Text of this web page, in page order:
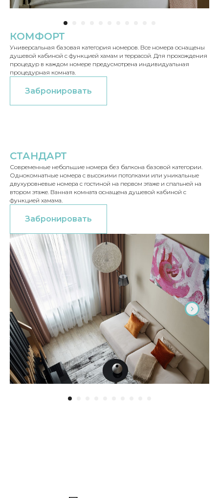
КОМФОРТ
Универсальная базовая категория номеров. Все номера оснащены
душевой кабиной с функцией хамам и террасой. Для прохождения
процедур в каждом номере предусмотрена индивидуальная
процедурная комната.
Забронировать
СТАНДАРТ
Современные небольшие номера без балкона базовой категории.
Однокомнатные номера с высокими потолками или уникальные
двухуровневые номера с гостиной на первом этаже и спальней на
втором этаже. Ванная комната оснащена душевой кабиной с
функцией хамама.
Забронировать